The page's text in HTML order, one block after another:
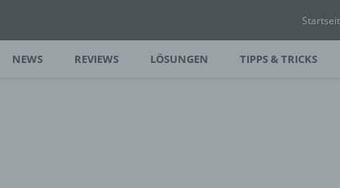
NEWS REVIEWS LÖSUNGEN TIPPS & TRICKS